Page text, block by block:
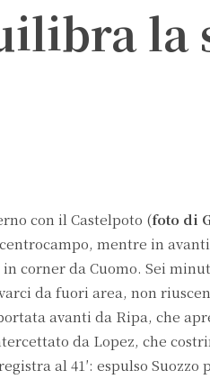
la
con il Castelpoto (foto di
mentre in
corner da Cuomo. Sei
da fuori area, non
avanti da Ripa, che
da Lopez, che
al 41′: espulso